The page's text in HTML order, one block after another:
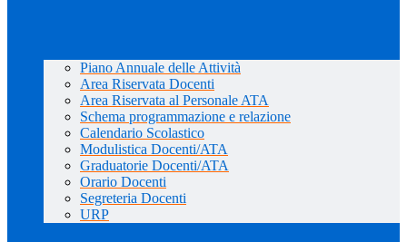
Piano Annuale delle Attività
Area Riservata Docenti
Area Riservata al Personale ATA
Schema programmazione e relazione
Calendario Scolastico
Modulistica Docenti/ATA
Graduatorie Docenti/ATA
Orario Docenti
Segreteria Docenti
URP